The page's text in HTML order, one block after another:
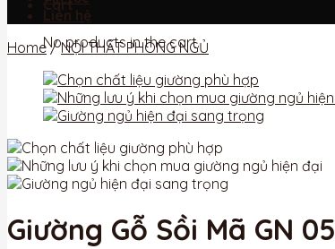
Cart
No products in the cart.
Liên hệ
Home / NỘI THẤT PHÒNG NGỦ
Giường Gỗ Sồi Mã GN 05